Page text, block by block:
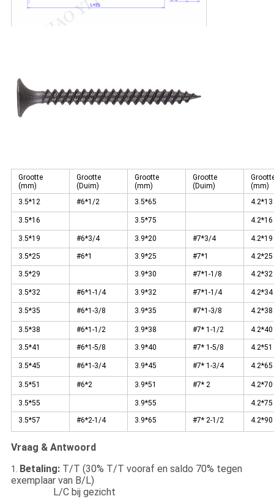
Grootte
(mm)
Grootte
(Duim)
Grootte
(mm)
Grootte
(Duim)
(mm)
3.5*12
#6*1/2 3.5*65 4.2*13
3.5*16 3.5*75 4.2*16
3.5*19 #6*3/4 3.9*20 #7*3/4 4.2*19
3.5*25 #6*1 3.9*25 #7*1 4.2*25
3.5*29 3.9*30 #7*1-1/8 4.2*32
3.5*32 #6*1-1/4 3.9*32 #7*1-1/4 4.2*34
3.5*35 #6*1-3/8 3.9*35 #7*1-3/8 4.2*38
3.5*38 #6*1-1/2 3.9*38 #7* 1-1/2 4.2*40
3.5*41 #6*1-5/8 3.9*40 #7* 1-5/8 4.2*51
3.5*45 #6*1-3/4 3.9*45 #7* 1-3/4 4.2*65
3.5*51 #6*2 3.9*51 #7* 2 4.2*70
3.5*55 3.9*55
4.2*75
3.5*57
#6*2-1/4 3.9*65 #7* 2-1/2 4.2*90
Vraag & Antwoord
1. Betaling:T/T (30% T/T vooraf en saldo 70% tegen
exemplaar van B/L)
L/C bij gezicht